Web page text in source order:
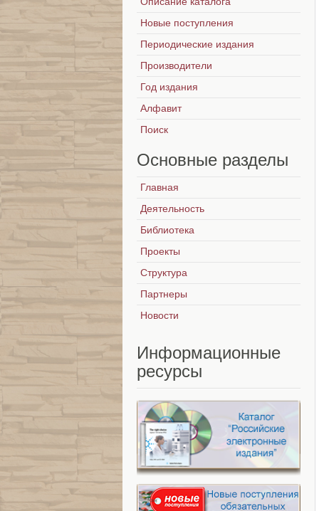
Новые поступления
Периодические издания
Производители
Год издания
Алфавит
Поиск
Основные разделы
Главная
Деятельность
Библиотека
Проекты
Структура
Партнеры
Новости
Информационные
ресурсы